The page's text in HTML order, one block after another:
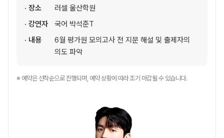
· 장소
러셀 울산학원
· 강연자
국어 박석준T
· 내용
6월 평가원 모의고사 전 지문 해설 및 출제자의
의도 파악
※ 예약은 선착순으로 진행되며, 예약 상황에 따라 조기 마감될 수 있습니다.